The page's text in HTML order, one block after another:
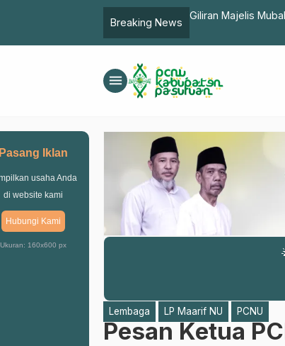
Breaking News
Giliran Majelis
menu
Lembaga LP Maarif NU PCNU
Pesan Ketua
Iklan
usaha Anda
di website kami
Hubungi Kami
Ukuran: 160x600 px